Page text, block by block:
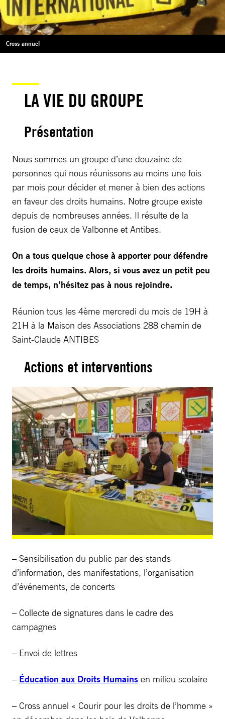
Cross annuel
LA VIE DU GROUPE
Présentation
Nous sommes un groupe d’une douzaine de
personnes qui nous réunissons au moins une fois
par mois pour décider et mener à bien des actions
en faveur des droits humains. Notre groupe existe
depuis de nombreuses années. Il résulte de la
fusion de ceux de Valbonne et Antibes.
On a tous quelque chose à apporter pour défendre
les droits humains. Alors, si vous avez un petit peu
de temps, n’hésitez pas à nous rejoindre.
Réunion tous les 4ème mercredi du mois de 19H à
21H à la Maison des Associations 288 chemin de
Saint-Claude ANTIBES
Actions et interventions
– Sensibilisation du public par des stands
d’information, des manifestations, l’organisation
d’événements, de concerts
– Collecte de signatures dans le cadre des
campagnes
– Envoi de lettres
– Éducation aux Droits Humains en milieu scolaire
– Cross annuel « Courir pour les droits de l’homme »